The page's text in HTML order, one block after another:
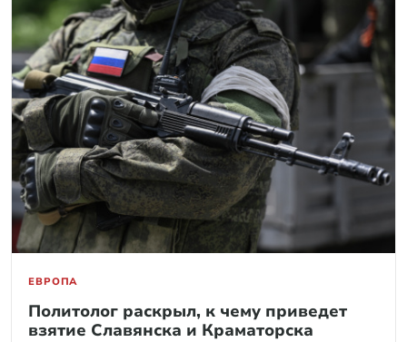
ЕВРОПА
Политолог раскрыл, к чему приведет
взятие Славянска и Краматорска